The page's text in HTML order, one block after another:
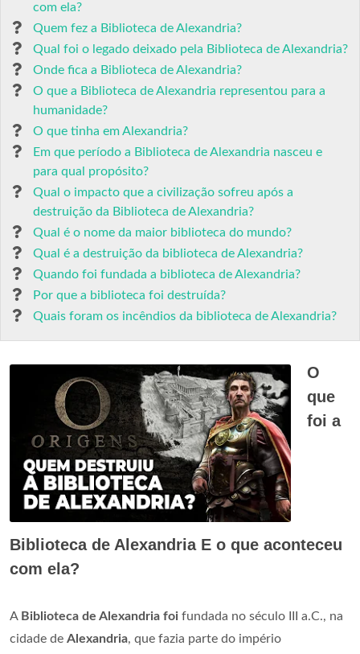
com ela?
Quem fez a Biblioteca de Alexandria?
Qual foi o legado deixado pela Biblioteca de Alexandria?
Onde fica a Biblioteca de Alexandria?
O que a Biblioteca de Alexandria representou para a
humanidade?
O que tinha em Alexandria?
Em que período a Biblioteca de Alexandria nasceu e
para qual propósito?
Qual o impacto que a civilização sofreu após a
destruição da Biblioteca de Alexandria?
Qual é o nome da maior biblioteca do mundo?
Qual é a destruição da biblioteca de Alexandria?
Quando foi fundada a biblioteca de Alexandria?
Por que a biblioteca foi destruída?
Quais foram os incêndios da biblioteca de Alexandria?
O
que
foi a
Biblioteca de Alexandria E o que aconteceu
com ela?
A Biblioteca de Alexandria foi fundada no século III a.C., na
cidade de Alexandria, que fazia parte do império